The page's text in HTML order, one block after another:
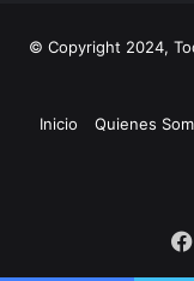
© Copyright 2024,
Inicio
Quienes